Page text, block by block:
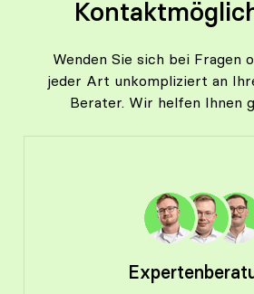
Wenden Sie sich bei Fragen
jeder Art unkompliziert an
Berater. Wir helfen Ihnen